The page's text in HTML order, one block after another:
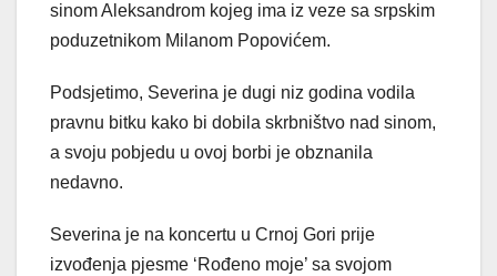
sinom Aleksandrom kojeg ima iz veze sa srpskim
poduzetnikom Milanom Popovićem.
Podsjetimo, Severina je dugi niz godina vodila
pravnu bitku kako bi dobila skrbništvo nad sinom,
a svoju pobjedu u ovoj borbi je obznanila
nedavno.
Severina je na koncertu u Crnoj Gori prije
izvođenja pjesme ‘Rođeno moje’ sa svojom